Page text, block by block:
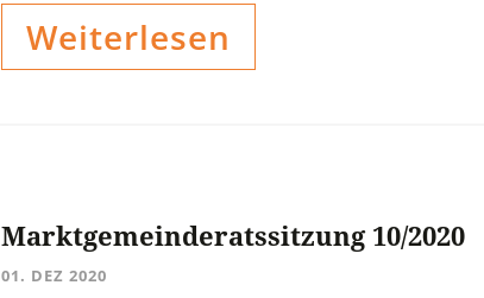
Weiterlesen
Marktgemeinderatssitzung 10/2020
01. DEZ 2020